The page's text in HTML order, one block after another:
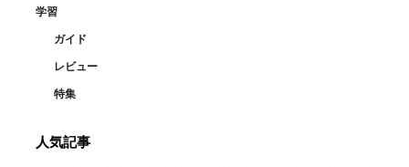
学習
ガイド
レビュー
特集
人気記事